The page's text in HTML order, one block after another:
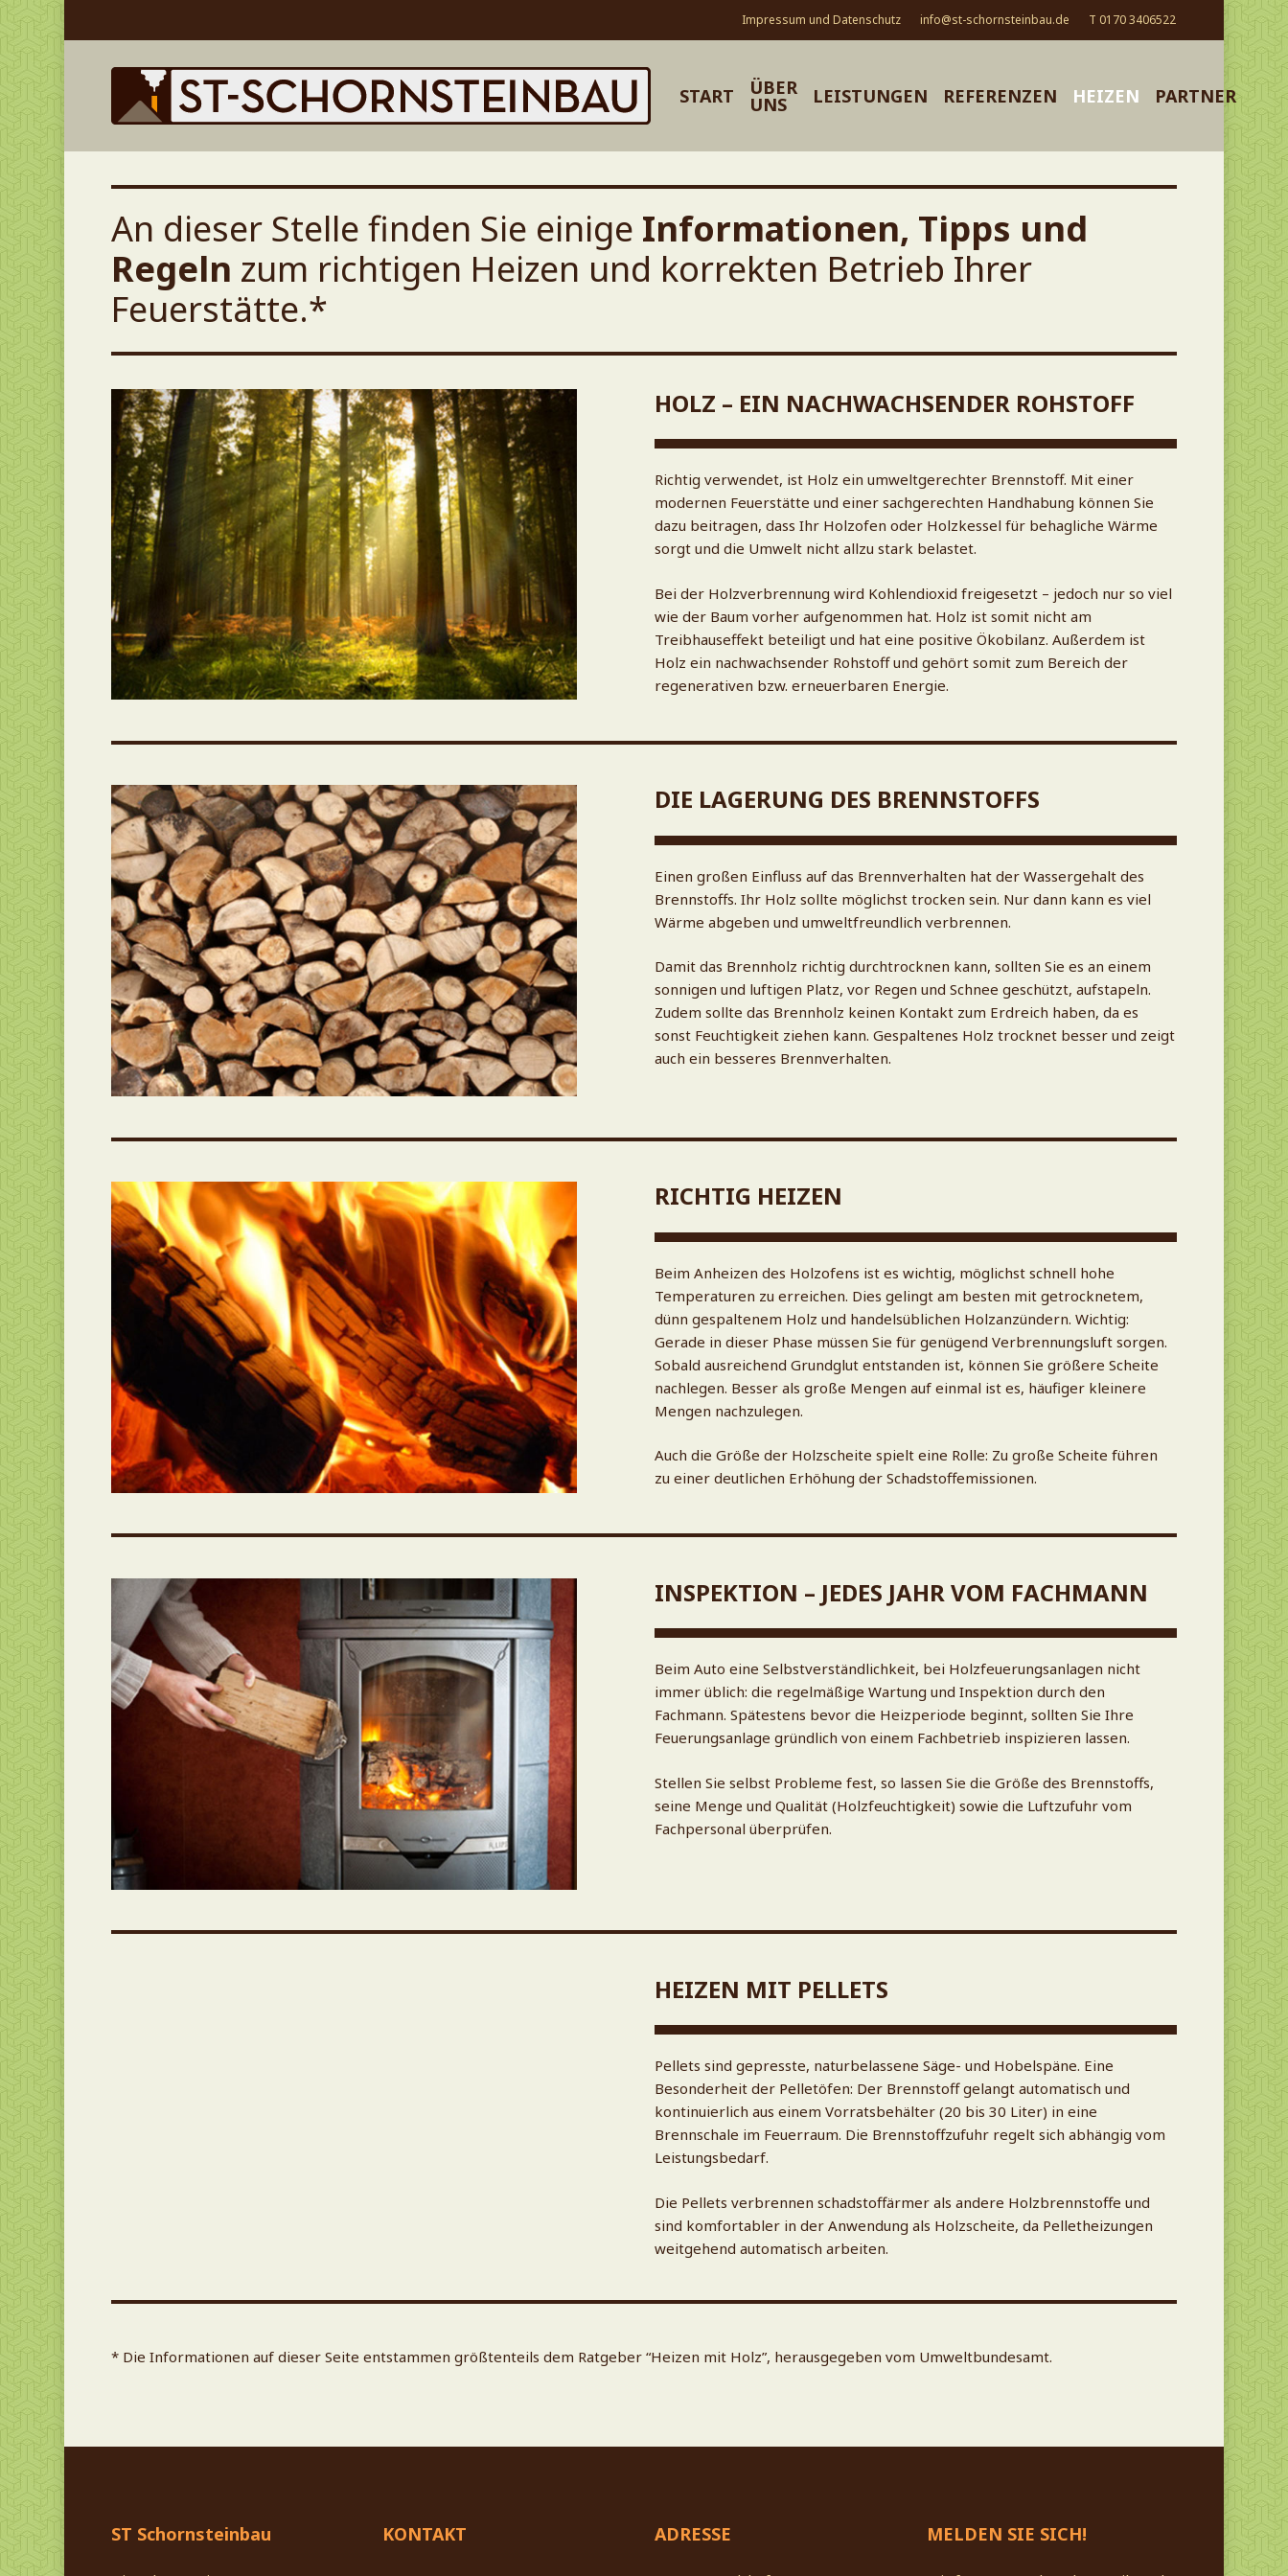
Skip
to
main
content
Impressum und Datenschutz info@st-schornsteinbau.de T 0170 3406522
START ÜBER
UNS LEISTUNGEN REFERENZEN HEIZEN PARTNER
An dieser Stelle finden Sie einige Informationen, Tipps und
Regeln zum richtigen Heizen und korrekten Betrieb Ihrer
Feuerstätte.*
HOLZ – EIN NACHWACHSENDER ROHSTOFF
Richtig verwendet, ist Holz ein umweltgerechter Brennstoff. Mit einer
modernen Feuerstätte und einer sachgerechten Handhabung können Sie
dazu beitragen, dass Ihr Holzofen oder Holzkessel für behagliche Wärme
sorgt und die Umwelt nicht allzu stark belastet.
Bei der Holzverbrennung wird Kohlendioxid freigesetzt – jedoch nur so viel
wie der Baum vorher aufgenommen hat. Holz ist somit nicht am
Treibhauseffekt beteiligt und hat eine positive Ökobilanz. Außerdem ist
Holz ein nachwachsender Rohstoff und gehört somit zum Bereich der
regenerativen bzw. erneuerbaren Energie.
DIE LAGERUNG DES BRENNSTOFFS
Einen großen Einfluss auf das Brennverhalten hat der Wassergehalt des
Brennstoffs. Ihr Holz sollte möglichst trocken sein. Nur dann kann es viel
Wärme abgeben und umweltfreundlich verbrennen.
Damit das Brennholz richtig durchtrocknen kann, sollten Sie es an einem
sonnigen und luftigen Platz, vor Regen und Schnee geschützt, aufstapeln.
Zudem sollte das Brennholz keinen Kontakt zum Erdreich haben, da es
sonst Feuchtigkeit ziehen kann. Gespaltenes Holz trocknet besser und zeigt
auch ein besseres Brennverhalten.
RICHTIG HEIZEN
Beim Anheizen des Holzofens ist es wichtig, möglichst schnell hohe
Temperaturen zu erreichen. Dies gelingt am besten mit getrocknetem,
dünn gespaltenem Holz und handelsüblichen Holzanzündern. Wichtig:
Gerade in dieser Phase müssen Sie für genügend Verbrennungsluft sorgen.
Sobald ausreichend Grundglut entstanden ist, können Sie größere Scheite
nachlegen. Besser als große Mengen auf einmal ist es, häufiger kleinere
Mengen nachzulegen.
Auch die Größe der Holzscheite spielt eine Rolle: Zu große Scheite führen
zu einer deutlichen Erhöhung der Schadstoffemissionen.
INSPEKTION – JEDES JAHR VOM FACHMANN
Beim Auto eine Selbstverständlichkeit, bei Holzfeuerungsanlagen nicht
immer üblich: die regelmäßige Wartung und Inspektion durch den
Fachmann. Spätestens bevor die Heizperiode beginnt, sollten Sie Ihre
Feuerungsanlage gründlich von einem Fachbetrieb inspizieren lassen.
Stellen Sie selbst Probleme fest, so lassen Sie die Größe des Brennstoffs,
seine Menge und Qualität (Holzfeuchtigkeit) sowie die Luftzufuhr vom
Fachpersonal überprüfen.
HEIZEN MIT PELLETS
Pellets sind gepresste, naturbelassene Säge- und Hobelspäne. Eine
Besonderheit der Pelletöfen: Der Brennstoff gelangt automatisch und
kontinuierlich aus einem Vorratsbehälter (20 bis 30 Liter) in eine
Brennschale im Feuerraum. Die Brennstoffzufuhr regelt sich abhängig vom
Leistungsbedarf.
Die Pellets verbrennen schadstoffärmer als andere Holzbrennstoffe und
sind komfortabler in der Anwendung als Holzscheite, da Pelletheizungen
weitgehend automatisch arbeiten.
* Die Informationen auf dieser Seite entstammen größtenteils dem Ratgeber “Heizen mit Holz”, herausgegeben vom Umweltbundesamt.
ST Schornsteinbau KONTAKT ADRESSE MELDEN SIE SICH!